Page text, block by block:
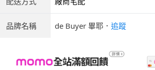
品牌名稱 de Buyer 畢耶 ． 追蹤